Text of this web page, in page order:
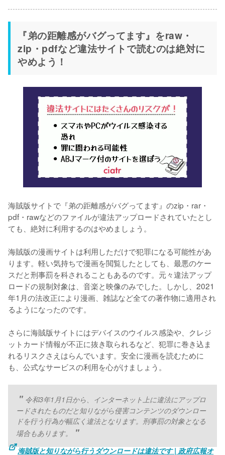
『弟の距離感がバグってます』をraw・
zip・pdfなど違法サイトで読むのは絶対に
やめよう！
海賊版サイトで『弟の距離感がバグってます』のzip・rar・
pdf・rawなどのファイルが違法アップロードされていたとし
ても、絶対に利用するのはやめましょう。
海賊版の漫画サイトは利用しただけで犯罪になる可能性があ
ります。軽い気持ちで漫画を閲覧したとしても、最悪のケー
スだと刑事罰を科されることもあるのです。元々違法アップ
ロードの規制対象は、音楽と映像のみでした。しかし、2021
年1月の法改正により漫画、雑誌など全ての著作物に適用され
るようになったのです。
さらに海賊版サイトにはデバイスのウイルス感染や、クレジ
ットカード情報が不正に抜き取られるなど、犯罪に巻き込ま
れるリスクさえはらんでいます。安全に漫画を読むために
も、公式なサービスの利用を心がけましょう。
令和3年1月1日から、インターネット上に違法にアップロ
ードされたものだと知りながら侵害コンテンツのダウンロー
ドを行う行為が幅広く違法となります。刑事罰の対象となる
場合もあります。
海賊版と知りながら行うダウンロードは違法です | 政府広報オ